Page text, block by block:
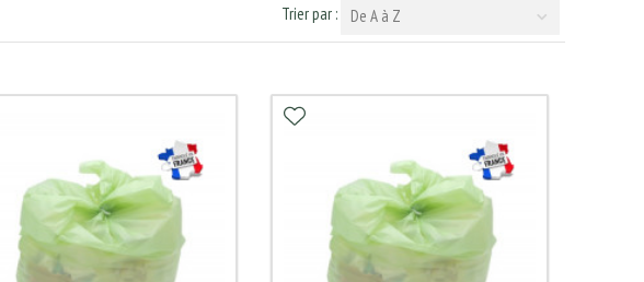
Trier par : De A à Z